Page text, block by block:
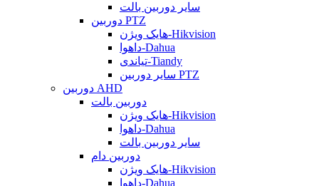
سایر دوربین بالت
دوربین PTZ
هایک ویژن-Hikvision
داهوا-Dahua
تیاندی-Tiandy
سایر دوربین PTZ
دوربین AHD
دوربین بالت
هایک ویژن-Hikvision
داهوا-Dahua
سایر دوربین بالت
دوربین دام
هایک ویژن-Hikvision
داهوا-Dahua